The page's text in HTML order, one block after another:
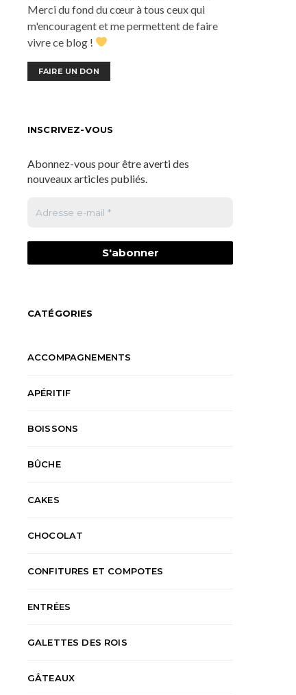
Merci du fond du cœur à tous ceux qui
m'encouragent et me permettent de faire
vivre ce blog !
FAIRE UN DON
INSCRIVEZ-VOUS
Abonnez-vous pour être averti des
nouveaux articles publiés.
CATÉGORIES
ACCOMPAGNEMENTS
APÉRITIF
BOISSONS
BÛCHE
CAKES
CHOCOLAT
CONFITURES ET COMPOTES
ENTRÉES
GALETTES DES ROIS
GÂTEAUX